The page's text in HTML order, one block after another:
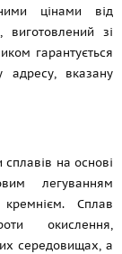
цінами від
виготовлений зі
гарантується
адресу, вказану
на основі
легуванням
Сплав
окислення,
середовищах, а